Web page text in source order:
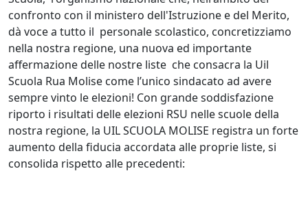
confronto con il ministero dell'Istruzione e del Merito,
dà voce a tutto il personale scolastico, concretizziamo
nella nostra regione, una nuova ed importante
affermazione delle nostre liste che consacra la Uil
Scuola Rua Molise come l’unico sindacato ad avere
sempre vinto le elezioni! Con grande soddisfazione
riporto i risultati delle elezioni RSU nelle scuole della
nostra regione, la UIL SCUOLA MOLISE registra un forte
aumento della fiducia accordata alle proprie liste, si
consolida rispetto alle precedenti: